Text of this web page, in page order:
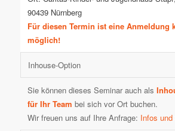
90439 Nürnberg
Für diesen Termin ist eine Anmeldung
möglich!
Inhouse-Option
Sie können dieses Seminar auch als
für Ihr Team bei sich vor Ort buchen.
Wir freuen uns auf Ihre Anfrage: Infos und